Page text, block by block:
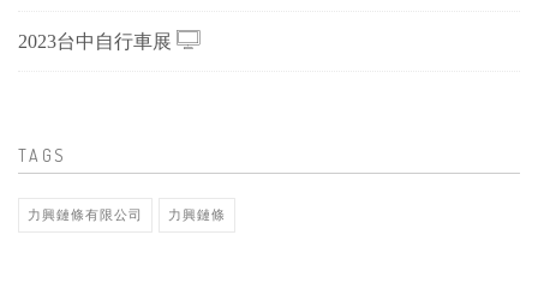
2023台中自行車展
TAGS
力興鏈條有限公司 力興鏈條